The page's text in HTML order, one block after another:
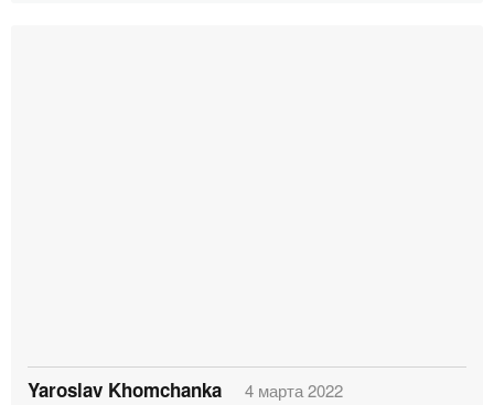
Yaroslav Khomchanka 4 марта 2022